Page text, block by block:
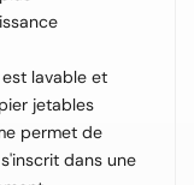
est lavable et
jetables
permet de
dans une